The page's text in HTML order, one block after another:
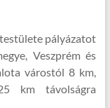
pályázatot
Veszprém és
várostól 8 km,
km távolságra